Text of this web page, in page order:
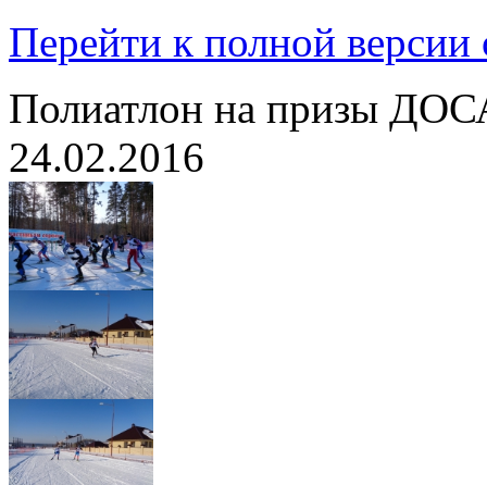
Перейти к полной версии
Полиатлон на призы
24.02.2016